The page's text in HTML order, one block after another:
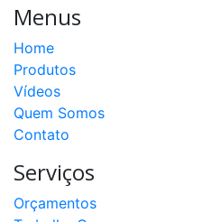
Menus
Home
Produtos
Vídeos
Quem Somos
Contato
Serviços
Orçamentos